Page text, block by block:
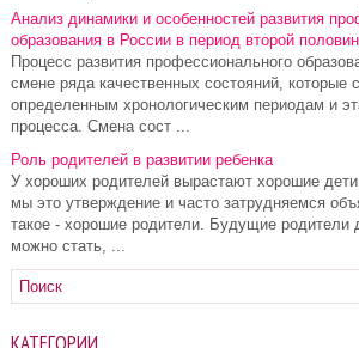
Анализ динамики и особенностей развития
образования в России в период второй
Процесс развития профессионального
смене ряда качественных состояний, которые
определенным хронологическим периодам и
процесса. Смена сост ...
Роль родителей в развитии ребенка
У хороших родителей вырастают хорошие
мы это утверждение и часто затрудняемся
такое - хорошие родители. Будущие родители
можно стать, ...